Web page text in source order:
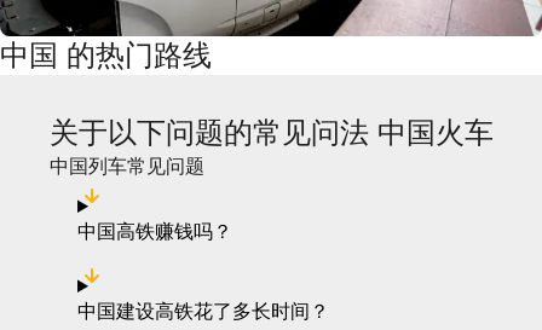
中国 的热门路线
关于以下问题的常见问法 中国火车
中国列车常见问题
中国高铁赚钱吗？
中国建设高铁花了多长时间？